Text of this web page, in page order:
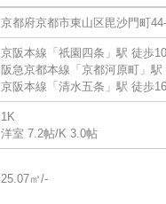
京都府京都市東山区毘沙門町
京阪本線 「 祇園四条 」駅 徒歩
阪急京都本線 「 京都河原町 」
京阪本線 「 清水五条 」駅 徒歩
1K
洋室 7.2帖/K 3.0帖
25.07㎡/-